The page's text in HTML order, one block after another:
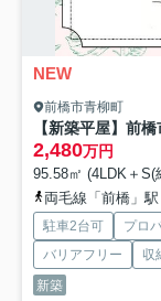
NEW
前橋市青柳町
2,480万円
95.58㎡ (4LDK＋S(
両毛線「前橋」
駐車2台可 プロ
バリアフリー
収
新築